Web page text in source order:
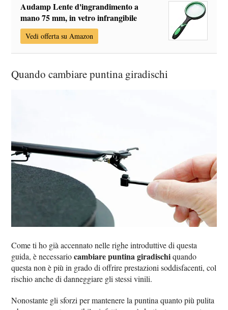
Audamp Lente d'ingrandimento a
mano 75 mm, in vetro infrangibile
Vedi offerta su Amazon
Quando cambiare puntina giradischi
Come ti ho già accennato nelle righe introduttive di questa
guida, è necessariocambiare puntina giradischiquando
questa non è più in grado di offrire prestazioni soddisfacenti, col
rischio anche di danneggiare gli stessi vinili.
Nonostante gli sforzi per mantenere la puntina quanto più pulita